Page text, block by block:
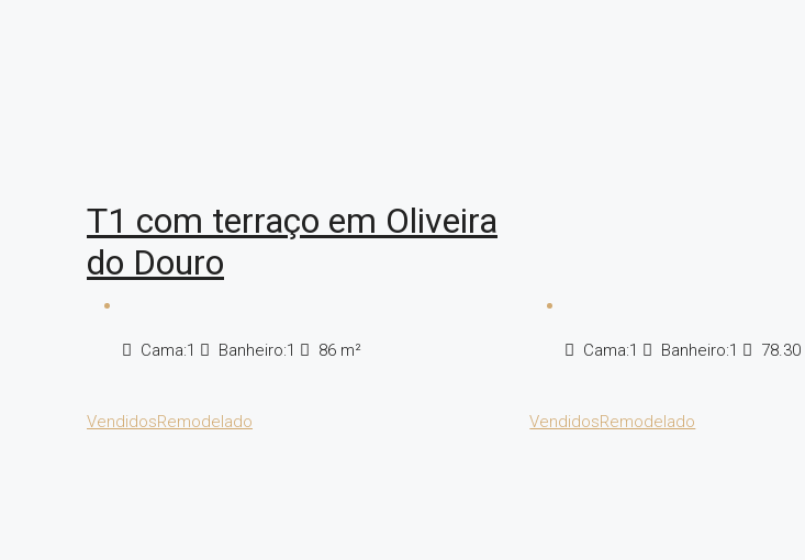
T1 com terraço em Oliveira
do Douro
Cama:1 Banheiro:1 86 m² Cama:1 Banheiro:1 78.30
VendidosRemodelado VendidosRemodelado